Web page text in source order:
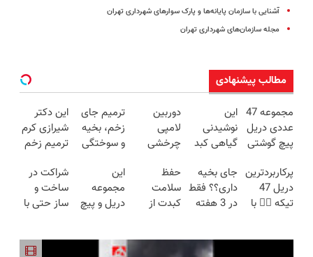
آشنایی با سازمان پایانه‌ها و پارک سوارهای شهرداری تهران
مجله سازمان‌های شهرداری تهران
مطالب پیشنهادی
مجموعه 47
عددی دریل
پیچ گوشتی
(تخفیف به
مدت
محدود)
این
نوشیدنی
گیاهی کبد
زدایی می
کند (با
ضمانت
دوربین
لامپی
چرخشی
فقط امروز
حراج شد🔥
پرداخت
ترمیم جای
زخم، بخیه
و سوختگی
هفته!!😍
این دکتر
شیرازی کرم
ترمیم زخم
ساخت!!!
پرکاربردترین
دریل 47
تیکه 👈🏻 با
جای بخیه
داری؟؟ فقط
در 3 هفته
حفظ
سلامت
کبدت از
این
مجموعه
دریل و پیچ
نصف قیمت
شراکت در
ساخت و
ساز حتی با